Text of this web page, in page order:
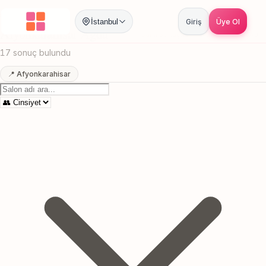
İstanbul Giriş Üye Ol
Anasayfa / Afyonkarahisar Agda
Afyonkarahisar Agda
17 sonuç bulundu
📍 Afyonkarahisar
Canlı sonuçlar Online randevu